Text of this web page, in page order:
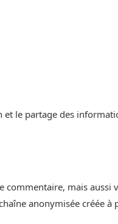
le partage des
mais aussi
anonymisée créée